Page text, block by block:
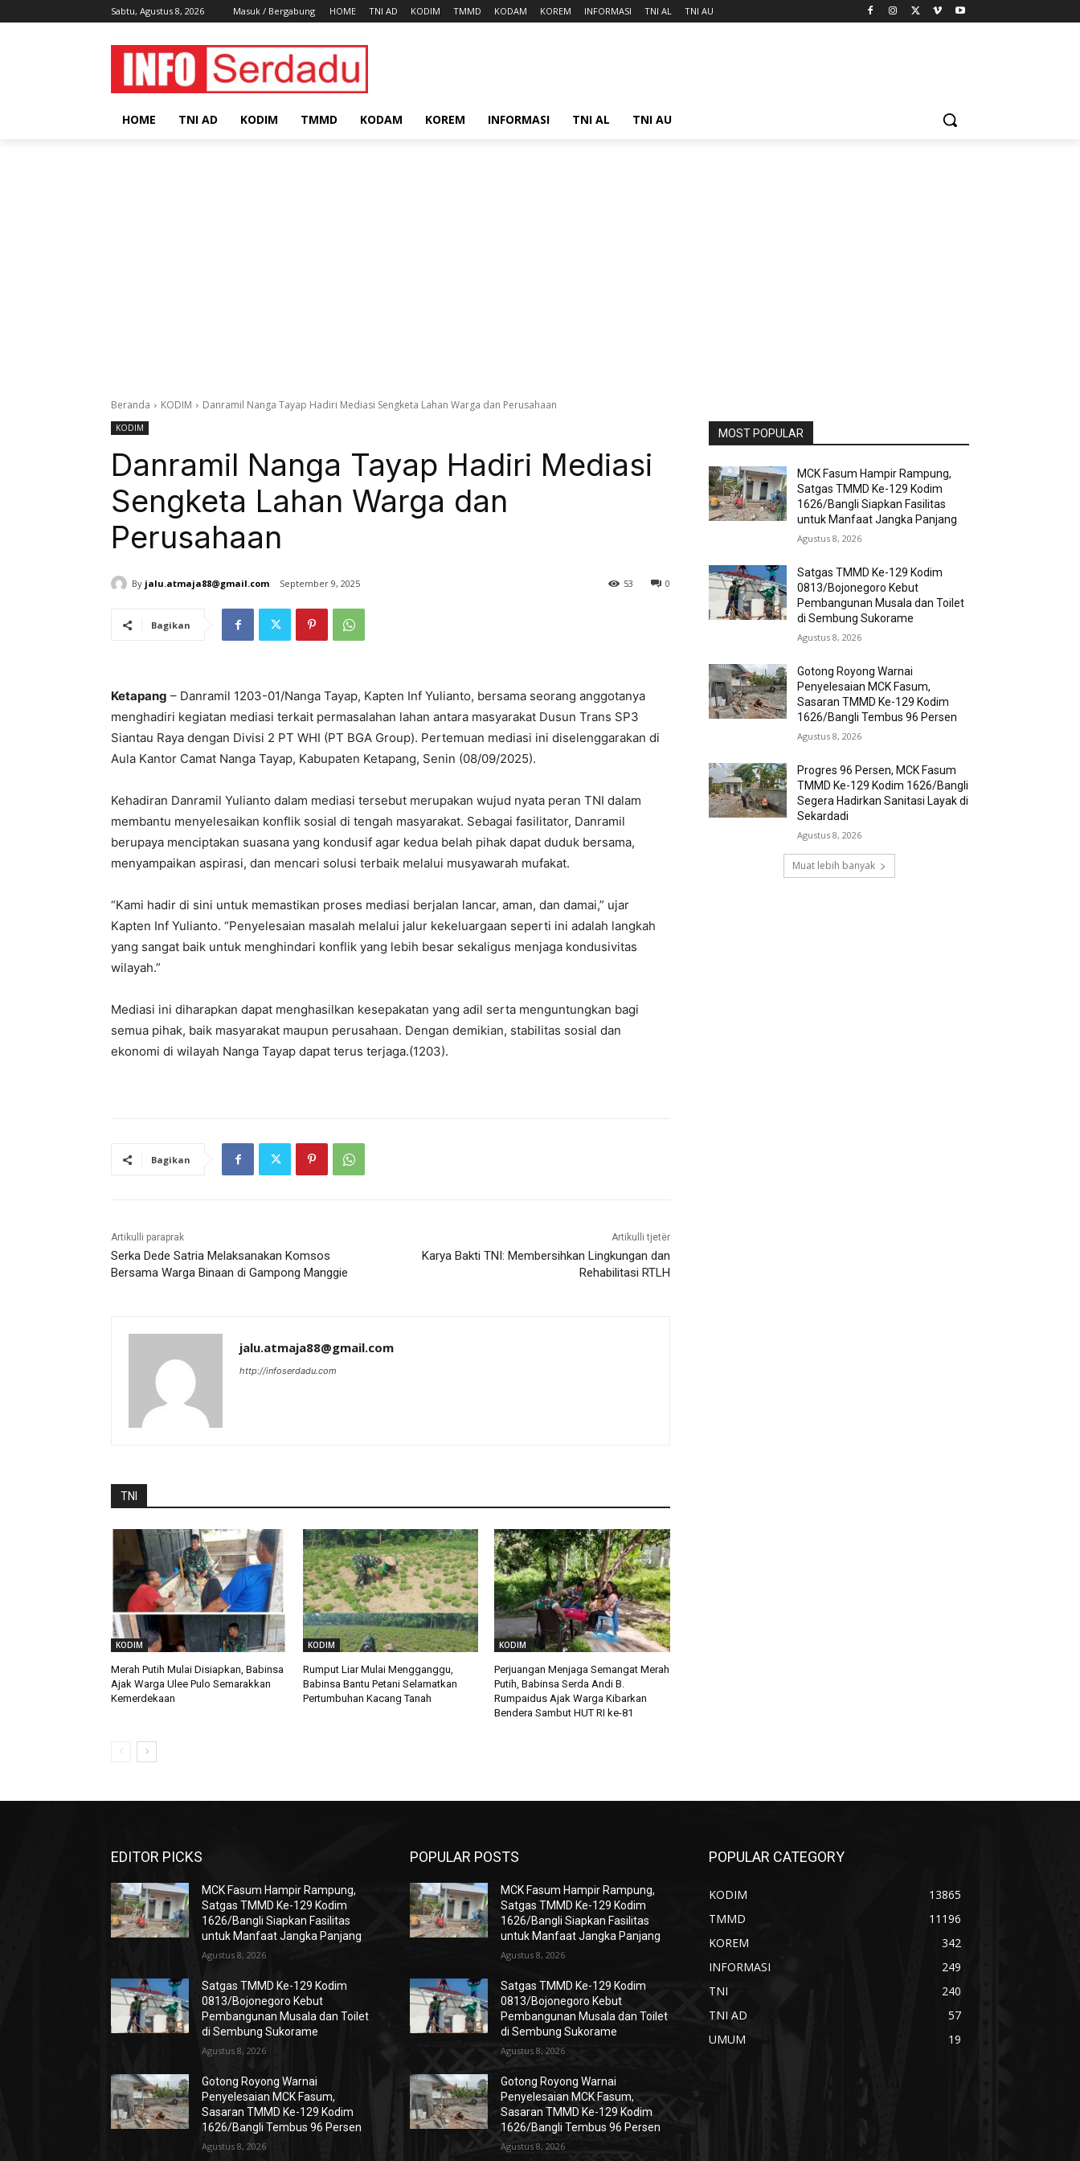
Sabtu, Agustus 8, 2026 Masuk / Bergabung HOME TNI AD KODIM TMMD KODAM KOREM INFORMASI TNI AL TNI AU
HOME TNI AD KODIM TMMD KODAM KOREM INFORMASI TNI AL TNI AU
Beranda KODIM Danramil Nanga Tayap Hadiri Mediasi Sengketa Lahan Warga dan Perusahaan
KODIM
Danramil Nanga Tayap Hadiri Mediasi
Sengketa Lahan Warga dan
Perusahaan
By jalu.atmaja88@gmail.com September 9, 2025 0
53
Bagikan
Ketapang – Danramil 1203-01/Nanga Tayap, Kapten Inf Yulianto, bersama seorang anggotanya
menghadiri kegiatan mediasi terkait permasalahan lahan antara masyarakat Dusun Trans SP3
Siantau Raya dengan Divisi 2 PT WHI (PT BGA Group). Pertemuan mediasi ini diselenggarakan di
Aula Kantor Camat Nanga Tayap, Kabupaten Ketapang, Senin (08/09/2025).
Kehadiran Danramil Yulianto dalam mediasi tersebut merupakan wujud nyata peran TNI dalam
membantu menyelesaikan konflik sosial di tengah masyarakat. Sebagai fasilitator, Danramil
berupaya menciptakan suasana yang kondusif agar kedua belah pihak dapat duduk bersama,
menyampaikan aspirasi, dan mencari solusi terbaik melalui musyawarah mufakat.
“Kami hadir di sini untuk memastikan proses mediasi berjalan lancar, aman, dan damai,” ujar
Kapten Inf Yulianto. “Penyelesaian masalah melalui jalur kekeluargaan seperti ini adalah langkah
yang sangat baik untuk menghindari konflik yang lebih besar sekaligus menjaga kondusivitas
wilayah.”
Mediasi ini diharapkan dapat menghasilkan kesepakatan yang adil serta menguntungkan bagi
semua pihak, baik masyarakat maupun perusahaan. Dengan demikian, stabilitas sosial dan
ekonomi di wilayah Nanga Tayap dapat terus terjaga.(1203).
Bagikan
Artikulli paraprak
Serka Dede Satria Melaksanakan Komsos
Bersama Warga Binaan di Gampong Manggie
Artikulli tjetër
Karya Bakti TNI: Membersihkan Lingkungan dan
Rehabilitasi RTLH
jalu.atmaja88@gmail.com
http://infoserdadu.com
TNI
KODIM
Merah Putih Mulai Disiapkan, Babinsa
Ajak Warga Ulee Pulo Semarakkan
Kemerdekaan
KODIM
Rumput Liar Mulai Mengganggu,
Babinsa Bantu Petani Selamatkan
Pertumbuhan Kacang Tanah
KODIM
Perjuangan Menjaga Semangat Merah
Putih, Babinsa Serda Andi B.
Rumpaidus Ajak Warga Kibarkan
Bendera Sambut HUT RI ke-81
MOST POPULAR
MCK Fasum Hampir Rampung,
Satgas TMMD Ke-129 Kodim
1626/Bangli Siapkan Fasilitas
untuk Manfaat Jangka Panjang
Agustus 8, 2026
Satgas TMMD Ke-129 Kodim
0813/Bojonegoro Kebut
Pembangunan Musala dan Toilet
di Sembung Sukorame
Agustus 8, 2026
Gotong Royong Warnai
Penyelesaian MCK Fasum,
Sasaran TMMD Ke-129 Kodim
1626/Bangli Tembus 96 Persen
Agustus 8, 2026
Progres 96 Persen, MCK Fasum
TMMD Ke-129 Kodim 1626/Bangli
Segera Hadirkan Sanitasi Layak di
Sekardadi
Agustus 8, 2026
Muat lebih banyak
EDITOR PICKS
MCK Fasum Hampir Rampung,
Satgas TMMD Ke-129 Kodim
1626/Bangli Siapkan Fasilitas
untuk Manfaat Jangka Panjang
Agustus 8, 2026
Satgas TMMD Ke-129 Kodim
0813/Bojonegoro Kebut
Pembangunan Musala dan Toilet
di Sembung Sukorame
Agustus 8, 2026
Gotong Royong Warnai
Penyelesaian MCK Fasum,
Sasaran TMMD Ke-129 Kodim
1626/Bangli Tembus 96 Persen
Agustus 8, 2026
POPULAR POSTS
MCK Fasum Hampir Rampung,
Satgas TMMD Ke-129 Kodim
1626/Bangli Siapkan Fasilitas
untuk Manfaat Jangka Panjang
Agustus 8, 2026
Satgas TMMD Ke-129 Kodim
0813/Bojonegoro Kebut
Pembangunan Musala dan Toilet
di Sembung Sukorame
Agustus 8, 2026
Gotong Royong Warnai
Penyelesaian MCK Fasum,
Sasaran TMMD Ke-129 Kodim
1626/Bangli Tembus 96 Persen
Agustus 8, 2026
POPULAR CATEGORY
KODIM
13865
TMMD
11196
KOREM
342
INFORMASI
249
TNI
240
TNI AD
57
UMUM
19